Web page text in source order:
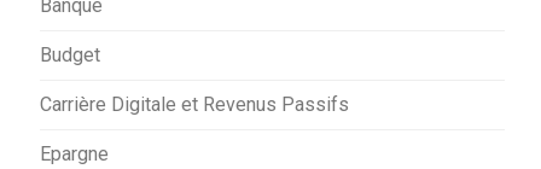
Banque
Budget
Carrière Digitale et Revenus Passifs
Epargne